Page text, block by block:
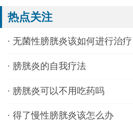
热点关注
· 无菌性膀胱炎该如何进行治疗
· 膀胱炎的自我疗法
· 膀胱炎可以不用吃药吗
· 得了慢性膀胱炎该怎么办